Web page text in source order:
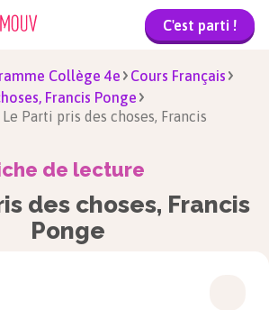
C'est parti !
Collège 4e
Cours Français
Francis Ponge
Parti pris des choses, Francis
de lecture
des choses, Francis
Ponge